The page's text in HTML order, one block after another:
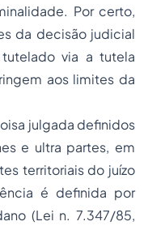
Por certo,
da decisão judicial
via a tutela
aos limites da
julgada definidos
e ultra partes, em
territoriais do juízo
é definida por
(Lei n. 7.347/85,